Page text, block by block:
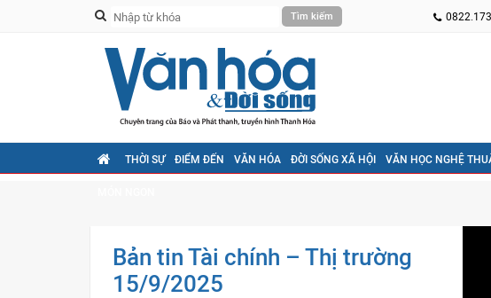
THỜI SỰ ĐIỂM ĐẾN VĂN HÓA ĐỜI SỐNG XÃ HỘI VĂN HỌC NGHỆ
Bản tin Tài chính – Thị trường
15/9/2025